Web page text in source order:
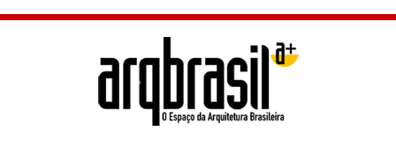
Skip to main content